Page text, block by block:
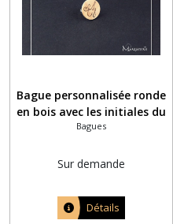
Bague personnalisée ronde
en bois avec les initiales du
prénom de vos enfants en
Bagues
Sur demande
Détails